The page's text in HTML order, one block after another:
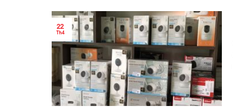
22
Th4